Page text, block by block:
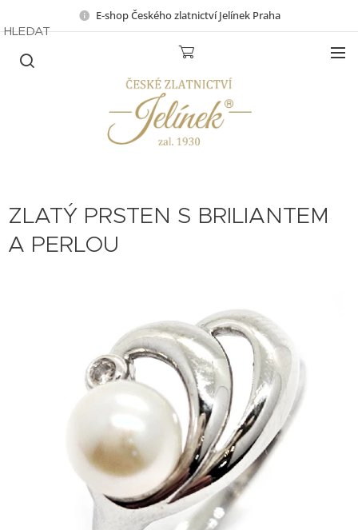
E-shop Českého zlatnictví Jelínek Praha
HLEDAT
ZLATÝ PRSTEN S BRILIANTEM
A PERLOU